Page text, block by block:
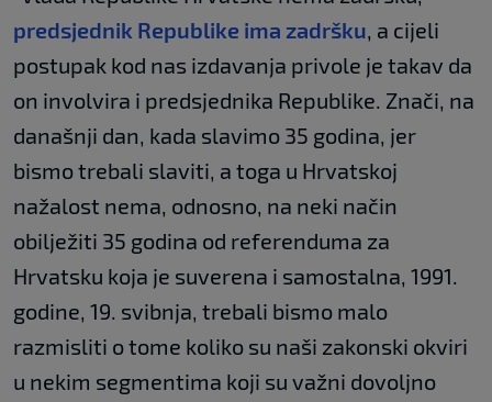
predsjednik Republike ima zadršku, a cijeli
postupak kod nas izdavanja privole je takav da
on involvira i predsjednika Republike. Znači, na
današnji dan, kada slavimo 35 godina, jer
bismo trebali slaviti, a toga u Hrvatskoj
nažalost nema, odnosno, na neki način
obilježiti 35 godina od referenduma za
Hrvatsku koja je suverena i samostalna, 1991.
godine, 19. svibnja, trebali bismo malo
razmisliti o tome koliko su naši zakonski okviri
u nekim segmentima koji su važni dovoljno